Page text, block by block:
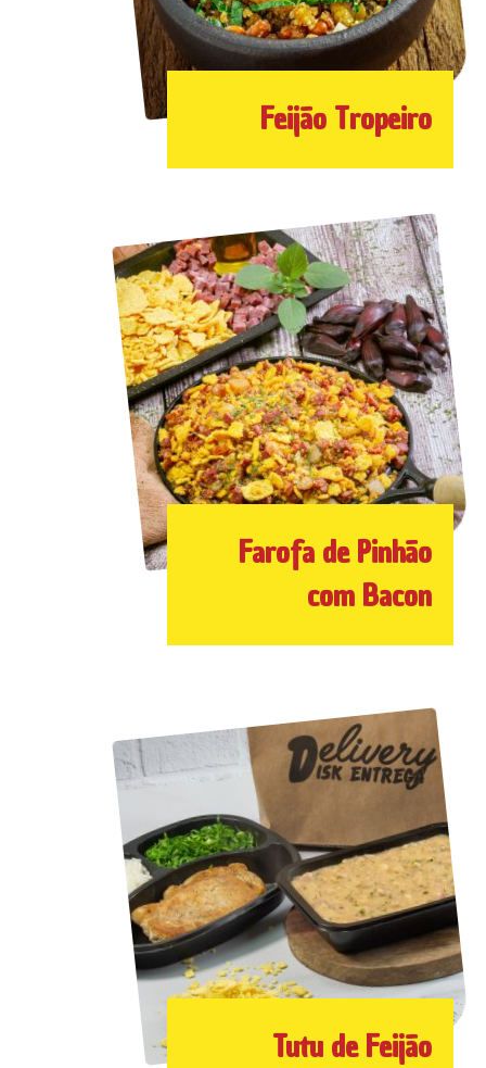
Feijão Tropeiro
Farofa de Pinhão
com Bacon
Tutu de Feijão